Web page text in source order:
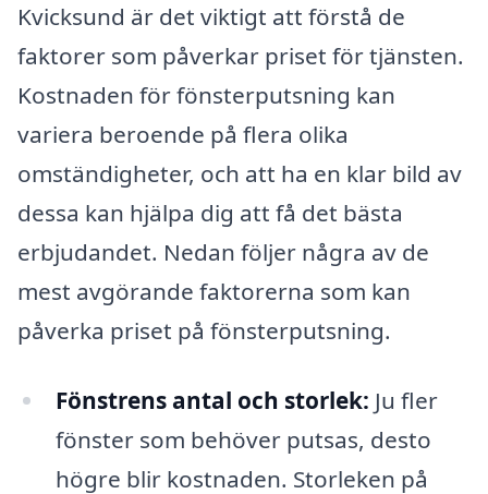
Kvicksund är det viktigt att förstå de
faktorer som påverkar priset för tjänsten.
Kostnaden för fönsterputsning kan
variera beroende på flera olika
omständigheter, och att ha en klar bild av
dessa kan hjälpa dig att få det bästa
erbjudandet. Nedan följer några av de
mest avgörande faktorerna som kan
påverka priset på fönsterputsning.
Fönstrens antal och storlek: Ju fler
fönster som behöver putsas, desto
högre blir kostnaden. Storleken på